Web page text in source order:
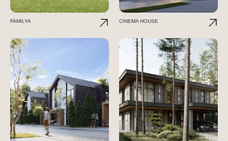
FAMILYA CINEMA HOUSE